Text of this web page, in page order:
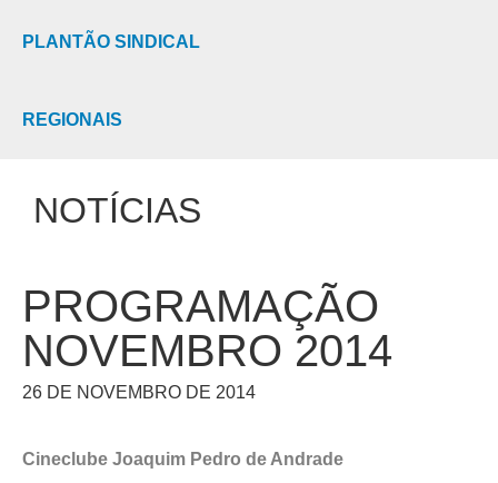
PLANTÃO SINDICAL
REGIONAIS
NOTÍCIAS
PROGRAMAÇÃO
NOVEMBRO 2014
26 DE NOVEMBRO DE 2014
Cineclube Joaquim Pedro de Andrade